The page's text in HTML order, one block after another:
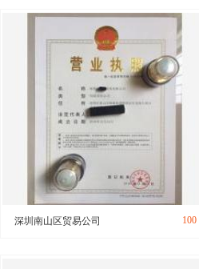
深圳南山区贸易公司 100